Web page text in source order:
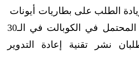
الطلب على بطاريات أيونات
الليثيوم، والنقص المحتمل في الكوبالت في الـ30
نشر تقنية إعادة التدوير